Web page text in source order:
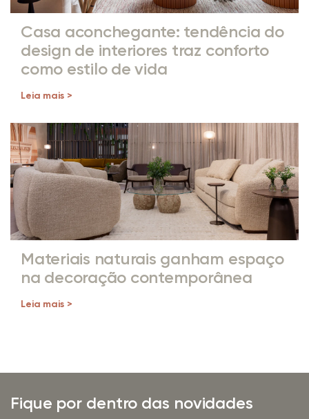
Casa aconchegante: tendência do
design de interiores traz conforto
como estilo de vida
Leia mais >
Materiais naturais ganham espaço
na decoração contemporânea
Leia mais >
Fique por dentro das novidades